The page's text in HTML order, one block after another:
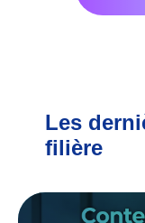
Les
filière